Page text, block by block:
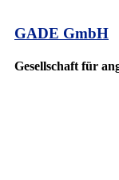
GADE GmbH
Gesellschaft für